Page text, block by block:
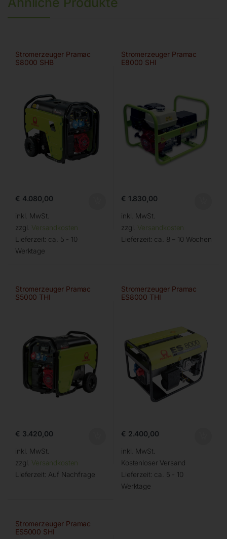
Stromerzeuger Pramac
S8000 SHB
€ 4.080,00
inkl. MwSt.
zzgl. Versandkosten
Lieferzeit: ca. 5 - 10
Werktage
Stromerzeuger Pramac
E8000 SHI
€ 1.830,00
inkl. MwSt.
zzgl. Versandkosten
Lieferzeit: ca. 8 – 10 Wochen
Stromerzeuger Pramac
S5000 THI
€ 3.420,00
inkl. MwSt.
zzgl. Versandkosten
Lieferzeit: Auf Nachfrage
Stromerzeuger Pramac
ES8000 THI
€ 2.400,00
inkl. MwSt.
Kostenloser Versand
Lieferzeit: ca. 5 - 10
Werktage
Stromerzeuger Pramac
ES5000 SHI